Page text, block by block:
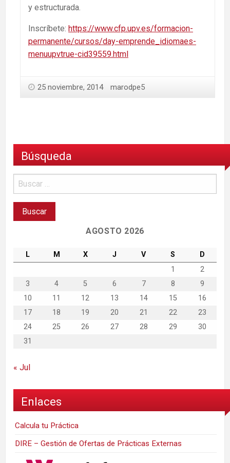
y estructurada.
Inscríbete: https://www.cfp.upv.es/formacion-
permanente/cursos/day-emprende_idiomaes-
menuupvtrue-cid39559.html
25 noviembre, 2014 marodpe5
Búsqueda
AGOSTO 2026
L M X J V S
D
1
2
3
4 5 6 7 8
9
10
11 12 13 14 15
16
17
18 19 20 21 22
23
24
25 26 27 28 29
30
31
« Jul
Enlaces
Calcula tu Práctica
DIRE – Gestión de Ofertas de Prácticas Externas